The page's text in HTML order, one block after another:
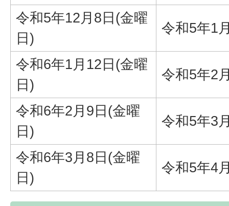
令和5年12月8日(金曜
日)
令和5年1
令和6年1月12日(金曜
日)
令和5年2
令和6年2月9日(金曜
日)
令和5年3
令和6年3月8日(金曜
日)
令和5年4